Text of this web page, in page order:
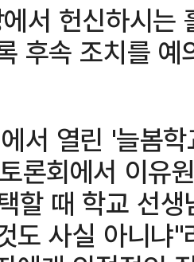
서 헌신하시는
후속 조치를
서 열린 '늘봄
론회에서 이유
할 때 학교 선
도 사실 아니냐